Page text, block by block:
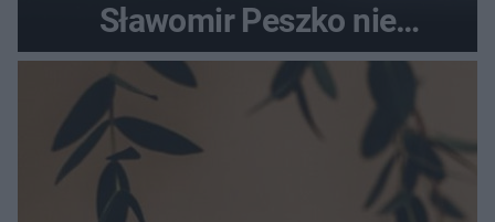
Sławomir Peszko nie
dotrzymał słowa?